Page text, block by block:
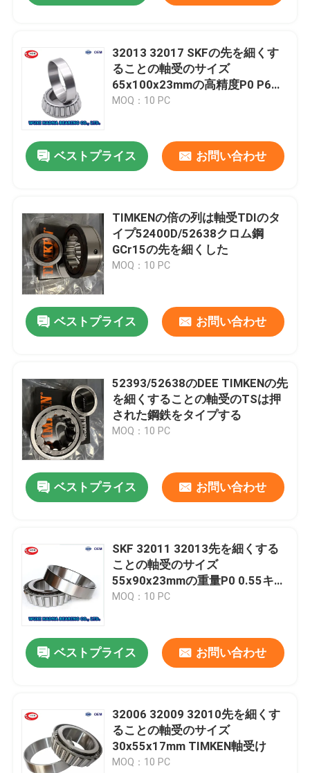
32013 32017 SKFの先を細くす
ることの軸受のサイズ
65x100x23mmの高精度P0 P6
P5 P4 P2
MOQ：10 PC
ベストプライス お問い合わせ
TIMKENの倍の列は軸受TDIのタ
イプ52400D/52638クロム鋼
GCr15の先を細くした
MOQ：10 PC
ベストプライス お問い合わせ
52393/52638のDEE TIMKENの先
を細くすることの軸受のTSは押
された鋼鉄をタイプする
MOQ：10 PC
ベストプライス お問い合わせ
SKF 32011 32013先を細くする
ことの軸受のサイズ
55x90x23mmの重量P0 0.55キロ
グラムのP6 P5 P4 P2
MOQ：10 PC
ベストプライス お問い合わせ
32006 32009 32010先を細くす
ることの軸受のサイズ
30x55x17mm TIMKEN軸受け
MOQ：10 PC